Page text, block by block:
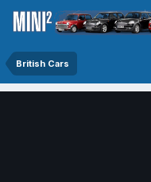
British Cars